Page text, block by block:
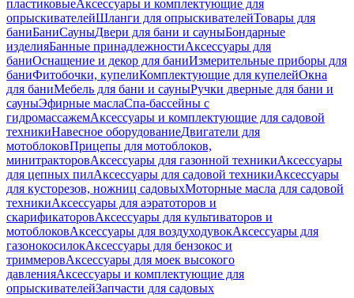
пластиковыеАксессуары и комплектующие для
опрыскивателейШланги для опрыскивателейТовары для
баниБаниСауныДвери для бани и сауныБондарные
изделияБанные принадлежностиАксессуары для
баниОснащение и декор для баниИзмерительные приборы для
баниФитобочки, купелиКомплектующие для купелейОкна
для баниМебель для бани и сауныРучки дверные для бани и
сауныЭфирные маслаСпа-бассейны с
гидромассажемАксессуары и комплектующие для садовой
техникиНавесное оборудованиеДвигатели для
мотоблоковПрицепы для мотоблоков,
минитракторовАксессуары для газонной техникиАксессуары
для цепных пилАксессуары для садовой техникиАксессуары
для кусторезов, ножниц садовыхМоторные масла для садовой
техникиАксессуары для аэратоторов и
скарификаторовАксессуары для культиваторов и
мотоблоковАксессуары для воздуходувокАксессуары для
газонокосилокАксессуары для бензокос и
триммеровАксессуары для моек высокого
давленияАксессуары и комплектующие для
опрыскивателейЗапчасти для садовых